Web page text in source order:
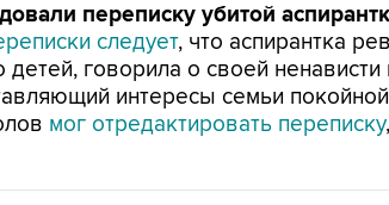
переписку убитой
следует, что аспирантка
детей, говорила о своей
интересы семьи
мог отредактировать переписку